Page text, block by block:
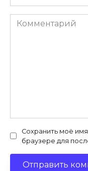
Комментарий
Сохранить моё
браузере для